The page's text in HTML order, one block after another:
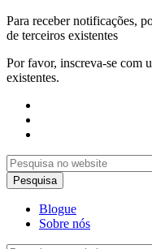
Para receber notificações,
de terceiros existentes
Por favor, inscreva-se com
existentes.
Blogue
Sobre nós